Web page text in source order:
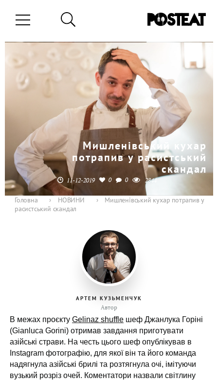
Мишленівський кухар
потрапив у расистський
скандал
11-12-2019 0 0 2844
Головна › НОВИНИ ›
Мишленівський кухар потрапив у
расистський скандал
АРТЕМ КУЗЬМЕНЧУК
Автор
В межах проєкту Gelinaz shuffle шеф Джанлука Горіні
(Gianluca Gorini) отримав завдання приготувати
азійські страви. На честь цього шеф опублікував в
Instagram фотографію, для якої він та його команда
надягнула азійські брилі та розтягнула очі, імітуючи
вузький розріз очей. Коментатори назвали світлину